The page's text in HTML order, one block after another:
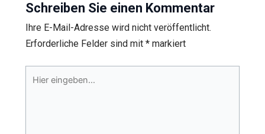
Schreiben Sie einen Kommentar
Ihre E-Mail-Adresse wird nicht veröffentlicht.
Erforderliche Felder sind mit *markiert